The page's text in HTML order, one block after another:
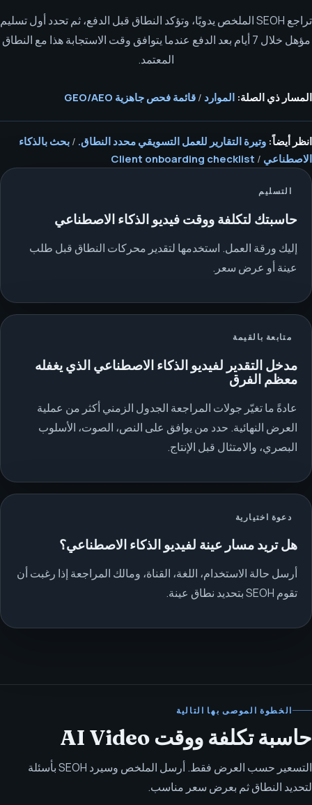
تراجع SEOH الملخص يدويًا، وتؤكد النطاق قبل الدفع، ثم تحدد أول تسليم
مؤهل خلال 7 أيام بعد الدفع عندما يتوافق وقت الاستجابة هذا مع النطاق
المعتمد.
المسار ذي الصلة: الموارد / قائمة فحص جاهزية GEO/AEO
انظر أيضاً: وتيرة التقارير للعمل التسويقي محدد النطاق. / بحث بالذكاء
الاصطناعي /
Client onboarding checklist
التسليم
حاسبتك لتكلفة ووقت فيديو الذكاء الاصطناعي
إليك ورقة العمل. استخدمها لتقدير محركات النطاق قبل طلب
عينة أو عرض سعر.
متابعة بالقيمة
مدخل التقدير لفيديو الذكاء الاصطناعي الذي يغفله
معظم الفرق
عادةً ما تغيّر جولات المراجعة الجدول الزمني أكثر من عملية
العرض النهائية. حدد من يوافق على النص، الصوت، الأسلوب
البصري، والامتثال قبل الإنتاج.
دعوة اختيارية
هل تريد مسار عينة لفيديو الذكاء الاصطناعي؟
أرسل حالة الاستخدام، اللغة، القناة، ومالك المراجعة إذا رغبت أن
تقوم SEOH بتحديد نطاق عينة.
الخطوة الموصى بها التالية
حاسبة تكلفة ووقت AI Video
التسعير حسب العرض فقط. أرسل الملخص وسيرد SEOH بأسئلة
لتحديد النطاق ثم بعرض سعر مناسب.